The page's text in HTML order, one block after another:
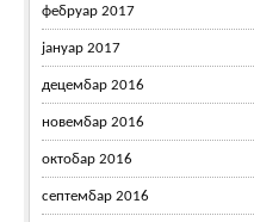
фебруар 2017
јануар 2017
децембар 2016
новембар 2016
октобар 2016
септембар 2016